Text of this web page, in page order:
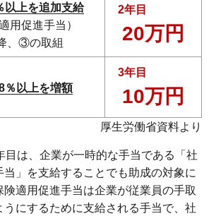
以上を追加支給
用促進手当）
、③の取組
2年目
20万円
％以上を増額
3年目
10万円
厚生労働省資料より
目は、企業が一時的な手当である「社
」を支給することでも助成の対象に
険適用促進手当は企業が従業員の手取
うにするために支給される手当で、社